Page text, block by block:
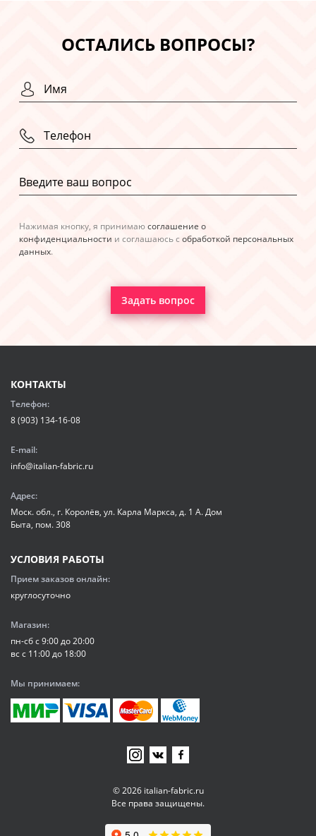
ОСТАЛИСЬ ВОПРОСЫ?
Нажимая кнопку, я принимаюсоглашение о
конфиденциальности и соглашаюсь с обработкой персональных
данных.
Задать вопрос
© 2026 italian-fabric.ru
Все права защищены.
КОНТАКТЫ
Телефон:
8 (903) 134-16-08
E-mail:
info@italian-fabric.ru
Адрес:
Моск. обл., г. Королёв, ул. Карла Маркса, д. 1 А. Дом
Быта, пом. 308
УСЛОВИЯ РАБОТЫ
Прием заказов онлайн:
круглосуточно
Магазин:
пн-сб с 9:00 до 20:00
вс с 11:00 до 18:00
Мы принимаем: